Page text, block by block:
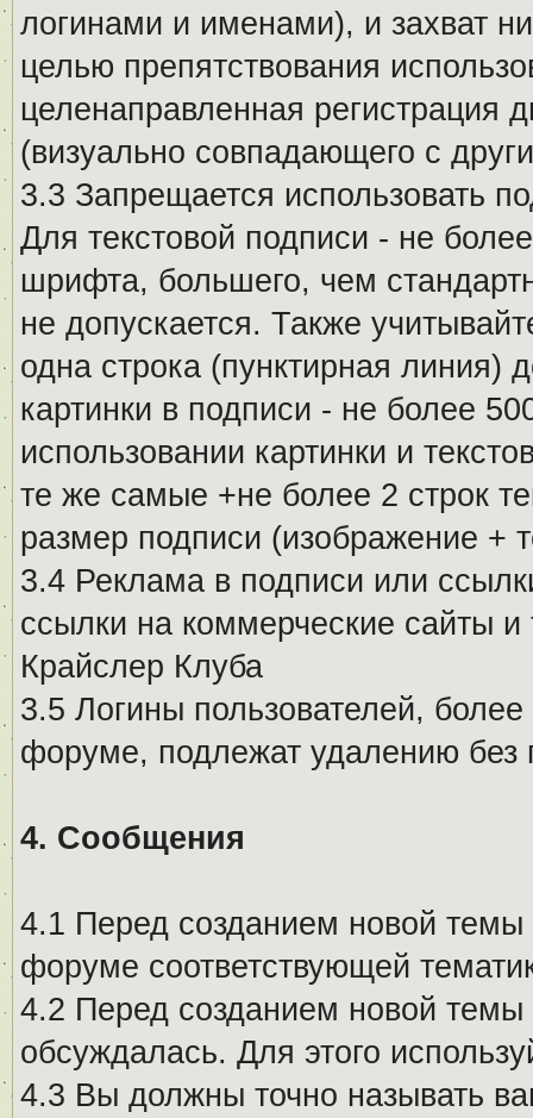
логинами и именами), и захват
целью препятствования
целенаправленная регистрация
(визуально совпадающего с
3.3 Запрещается использовать
Для текстовой подписи - не
шрифта, большего, чем
не допускается. Также
одна строка (пунктирная линия)
картинки в подписи - не более
использовании картинки и
те же самые +не более 2 строк
размер подписи (изображение +
3.4 Реклама в подписи или
ссылки на коммерческие сайты
Крайслер Клуба
3.5 Логины пользователей,
форуме, подлежат удалению без
4. Сообщения
4.1 Перед созданием новой темы
форуме соответствующей
4.2 Перед созданием новой
обсуждалась. Для этого
4.3 Вы должны точно называть